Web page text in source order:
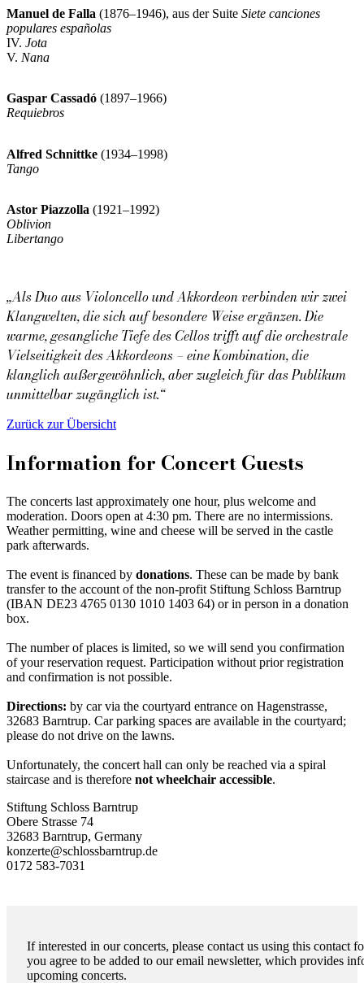
Manuel de Falla (1876–1946), aus der Suite Siete canciones
populares españolas
IV. Jota
V. Nana
Gaspar Cassadó (1897–1966)
Requiebros
Alfred Schnittke (1934–1998)
Tango
Astor Piazzolla (1921–1992)
Oblivion
Libertango
„Als Duo aus Violoncello und Akkordeon verbinden wir zwei
Klangwelten, die sich auf besondere Weise ergänzen. Die
warme, gesangliche Tiefe des Cellos trifft auf die orchestrale
Vielseitigkeit des Akkordeons – eine Kombination, die
klanglich außergewöhnlich, aber zugleich für das Publikum
unmittelbar zugänglich ist.“
Zurück zur Übersicht
Information for Concert Guests
The concerts last approximately one hour, plus welcome and
moderation. Doors open at 4:30 pm. There are no intermissions.
Weather permitting, wine and cheese will be served in the castle
park afterwards.
The event is financed by donations. These can be made by bank
transfer to the account of the non-profit Stiftung Schloss Barntrup
(IBAN DE23 4765 0130 1010 1403 64) or in person in a donation
box.
The number of places is limited, so we will send you confirmation
of your reservation request. Participation without prior registration
and confirmation is not possible.
Directions: by car via the courtyard entrance on Hagenstrasse,
32683 Barntrup. Car parking spaces are available in the courtyard;
please do not drive on the lawns.
Unfortunately, the concert hall can only be reached via a spiral
staircase and is therefore not wheelchair accessible.
Stiftung Schloss Barntrup
Obere Strasse 74
32683 Barntrup, Germany
konzerte@schlossbarntrup.de
0172 583-7031
If interested in our concerts, please contact us using this contact
you agree to be added to our email newsletter, which provides
upcoming concerts.